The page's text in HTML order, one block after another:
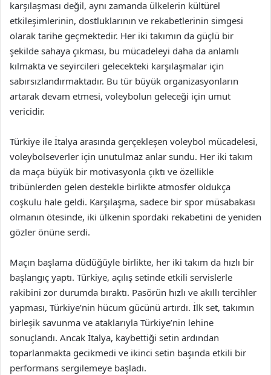
karşılaşması değil, aynı zamanda ülkelerin kültürel
etkileşimlerinin, dostluklarının ve rekabetlerinin simgesi
olarak tarihe geçmektedir. Her iki takımın da güçlü bir
şekilde sahaya çıkması, bu mücadeleyi daha da anlamlı
kılmakta ve seyircileri gelecekteki karşılaşmalar için
sabırsızlandırmaktadır. Bu tür büyük organizasyonların
artarak devam etmesi, voleybolun geleceği için umut
vericidir.
Türkiye ile İtalya arasında gerçekleşen voleybol mücadelesi,
voleybolseverler için unutulmaz anlar sundu. Her iki takım
da maça büyük bir motivasyonla çıktı ve özellikle
tribünlerden gelen destekle birlikte atmosfer oldukça
coşkulu hale geldi. Karşılaşma, sadece bir spor müsabakası
olmanın ötesinde, iki ülkenin spordaki rekabetini de yeniden
gözler önüne serdi.
Maçın başlama düdüğüyle birlikte, her iki takım da hızlı bir
başlangıç yaptı. Türkiye, açılış setinde etkili servislerle
rakibini zor durumda bıraktı. Pasörün hızlı ve akıllı tercihler
yapması, Türkiye’nin hücum gücünü artırdı. İlk set, takımın
birleşik savunma ve ataklarıyla Türkiye’nin lehine
sonuçlandı. Ancak İtalya, kaybettiği setin ardından
toparlanmakta gecikmedi ve ikinci setin başında etkili bir
performans sergilemeye başladı.